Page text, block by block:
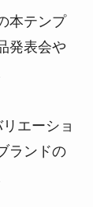
本テンプ
発表会や
エーショ
ランドの